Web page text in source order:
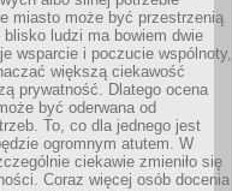
miasto może być przestrzenią
ludzi ma bowiem dwie
wsparcie i poczucie wspólnoty,
większą ciekawość
prywatność. Dlatego ocena
być oderwana od
To, co dla jednego jest
ogromnym atutem. W
ciekawie zmieniło się
Coraz więcej osób docenia